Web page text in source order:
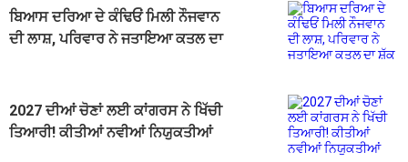
ਬਿਆਸ ਦਰਿਆ ਦੇ ਕੰਢਿਓਂ ਮਿਲੀ ਨੌਜਵਾਨ
ਦੀ ਲਾਸ਼, ਪਰਿਵਾਰ ਨੇ ਜਤਾਇਆ ਕਤਲ ਦਾ
2027 ਦੀਆਂ ਚੋਣਾਂ ਲਈ ਕਾਂਗਰਸ ਨੇ ਖਿੱਚੀ
ਤਿਆਰੀ! ਕੀਤੀਆਂ ਨਵੀਆਂ ਨਿਯੁਕਤੀਆਂ